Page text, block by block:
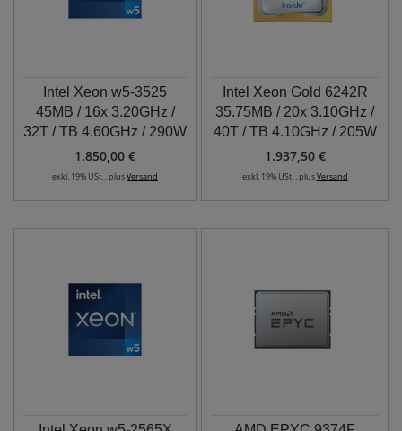
Intel Xeon w5-3525
45MB / 16x 3.20GHz /
32T / TB 4.60GHz / 290W
1.850,00 €
exkl. 19% USt. , plusVersand
Intel Xeon Gold 6242R
35.75MB / 20x 3.10GHz /
40T / TB 4.10GHz / 205W
1.937,50 €
exkl. 19% USt. , plusVersand